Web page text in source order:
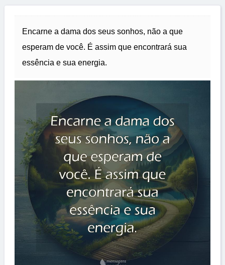
Encarne a dama dos seus sonhos, não a que
esperam de você. É assim que encontrará sua
essência e sua energia.